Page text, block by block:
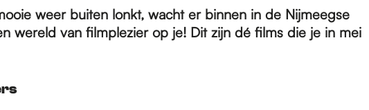
weer buiten lonkt, wacht er binnen in de Nijmeegse
wereld van filmplezier op je! Dit zijn dé films die je in mei